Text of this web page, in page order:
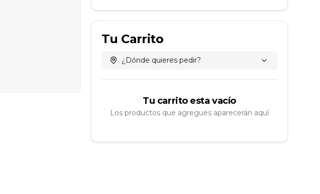
Tu Carrito
¿Dónde quieres pedir?
Tu carrito esta vacío
Los productos que agregues aparecerán aquí